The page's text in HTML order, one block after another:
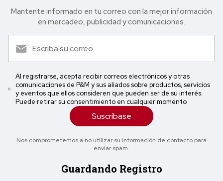
Mantente informado en tu correo con la mejor in formación
en mercadeo, publicidad y comunicaciones.
Al registrarse, acepta recibir correos electrónicos y otras
comunicaciones de P&M y sus aliados sobre productos, servicios
y eventos que ellos consideren que pueden ser de su interés.
Puede retirar su consentimiento en cualquier momento
Suscríbase
Nos comprometemos a no utilizar su información de contacto para
enviar spam.
Guardando Registro